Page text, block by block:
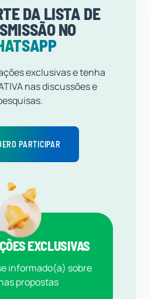
DA LISTA DE
NO
exclusivas e tenha
nas discussões e
PARTICIPAR
EXCLUSIVAS
informado(a) sobre
propostas